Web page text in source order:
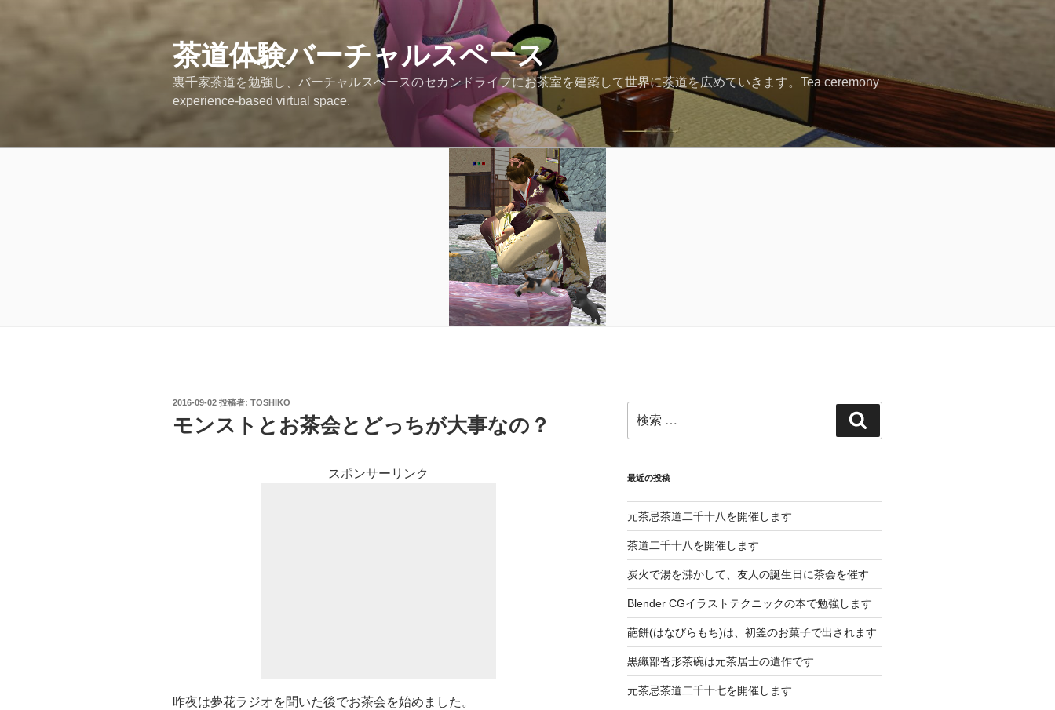
茶道体験バーチャルスペース
裏千家茶道を勉強し、バーチャルスペースのセカンドライフにお茶室を建築して世界に茶道を広めていきます。Tea ceremony
experience-based virtual space.
投
日:
2016-09-02 投稿者: TOSHIKO
モンストとお茶会とどっちが大事なの？
スポンサーリンク
昨夜は夢花ラジオを聞いた後でお茶会を始めました。
索:
索
最近の投稿
元茶忌茶道二千十八を開催します
茶道二千十八を開催します
炭火で湯を沸かして、友人の誕生日に茶会を催す
Blender CGイラストテクニックの本で勉強します
葩餅(はなびらもち)は、初釜のお菓子で出されます
黒織部沓形茶碗は元茶居士の遺作です
元茶忌茶道二千十七を開催します